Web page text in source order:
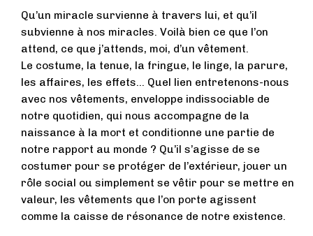
Qu’un miracle survienne à travers lui, et qu’il
subvienne à nos miracles. Voilà bien ce que l’on
attend, ce que j’attends, moi, d’un vêtement.
Le costume, la tenue, la fringue, le linge, la parure,
les affaires, les effets... Quel lien entretenons-nous
avec nos vêtements, enveloppe indissociable de
notre quotidien, qui nous accompagne de la
naissance à la mort et conditionne une partie de
notre rapport au monde ? Qu’il s’agisse de se
costumer pour se protéger de l’extérieur, jouer un
rôle social ou simplement se vêtir pour se mettre en
valeur, les vêtements que l’on porte agissent
comme la caisse de résonance de notre existence.